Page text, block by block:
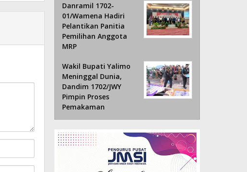
Danramil 1702-
01/Wamena Hadiri
Pelantikan Panitia
Pemilihan Anggota
MRP
Wakil Bupati Yalimo
Meninggal Dunia,
Dandim 1702/JWY
Pimpin Proses
Pemakaman